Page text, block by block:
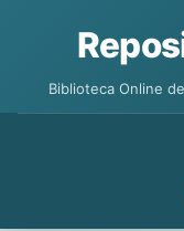
Biblioteca Online